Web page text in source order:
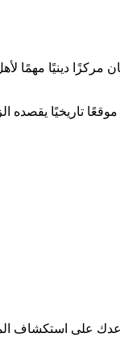
مركزًا دينيًا مهمًا
تاريخيًا يقصده
على استكشاف